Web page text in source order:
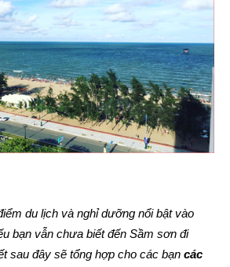
du lịch và nghỉ dưỡng nổi bật vào
bạn vẫn chưa biết đến Sầm sơn đi
sau đây sẽ tổng hợp cho các bạn các